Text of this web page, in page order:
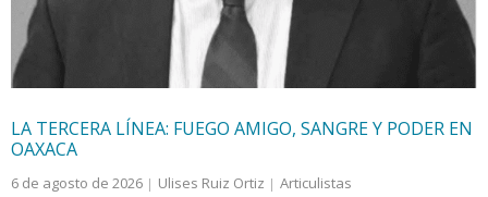
LA TERCERA LÍNEA: FUEGO AMIGO, SANGRE Y PODER EN
OAXACA
6 de agosto de 2026 Ulises Ruiz Ortiz
Articulistas